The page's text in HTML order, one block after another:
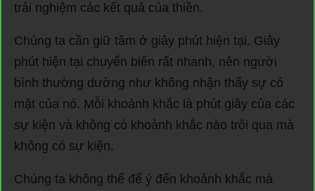
trải nghiệm các kết quả của thiền.
Chúng ta cần giữ tâm ở giây phút hiện tại. Giây
phút hiện tại chuyển biến rất nhanh, nên người
bình thường dường như không nhận thấy sự có
mặt của nó. Mỗi khoảnh khắc là phút giây của các
sự kiện và không có khoảnh khắc nào trôi qua mà
không có sự kiện.
Chúng ta không thể để ý đến khoảnh khắc mà